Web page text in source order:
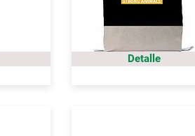
Detalle